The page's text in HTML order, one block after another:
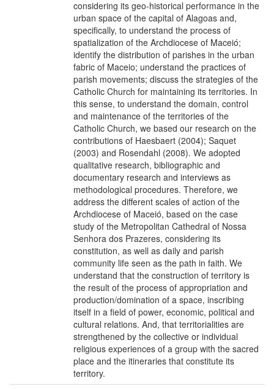
considering its geo-historical performance in the
urban space of the capital of Alagoas and,
specifically, to understand the process of
spatialization of the Archdiocese of Maceió;
identify the distribution of parishes in the urban
fabric of Maceio; understand the practices of
parish movements; discuss the strategies of the
Catholic Church for maintaining its territories. In
this sense, to understand the domain, control
and maintenance of the territories of the
Catholic Church, we based our research on the
contributions of Haesbaert (2004); Saquet
(2003) and Rosendahl (2008). We adopted
qualitative research, bibliographic and
documentary research and interviews as
methodological procedures. Therefore, we
address the different scales of action of the
Archdiocese of Maceió, based on the case
study of the Metropolitan Cathedral of Nossa
Senhora dos Prazeres, considering its
constitution, as well as daily and parish
community life seen as the path in faith. We
understand that the construction of territory is
the result of the process of appropriation and
production/domination of a space, inscribing
itself in a field of power, economic, political and
cultural relations. And, that territorialities are
strengthened by the collective or individual
religious experiences of a group with the sacred
place and the itineraries that constitute its
territory.